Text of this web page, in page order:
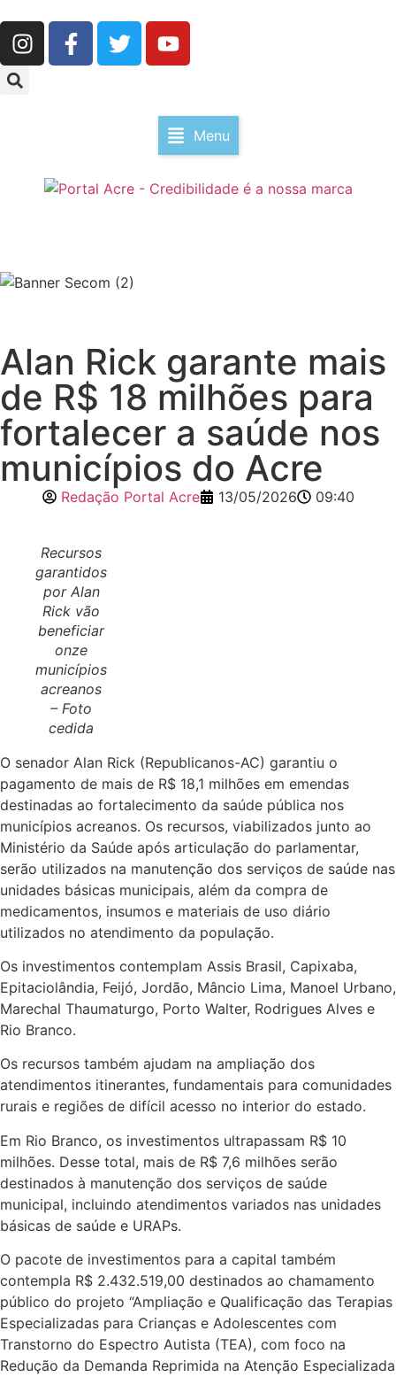
Menu
Início
Últimas Notícias
Alan Rick garante mais
de R$ 18 milhões para
fortalecer a saúde nos
municípios do Acre
Redação Portal Acre 13/05/2026 09:40
Recursos
garantidos
por Alan
Rick vão
beneficiar
onze
municípios
acreanos
– Foto
cedida
O senador Alan Rick (Republicanos-AC) garantiu o
pagamento de mais de R$ 18,1 milhões em emendas
destinadas ao fortalecimento da saúde pública nos
municípios acreanos. Os recursos, viabilizados junto ao
Ministério da Saúde após articulação do parlamentar,
serão utilizados na manutenção dos serviços de saúde nas
unidades básicas municipais, além da compra de
medicamentos, insumos e materiais de uso diário
utilizados no atendimento da população.
Os investimentos contemplam Assis Brasil, Capixaba,
Epitaciolândia, Feijó, Jordão, Mâncio Lima, Manoel Urbano,
Marechal Thaumaturgo, Porto Walter, Rodrigues Alves e
Rio Branco.
Os recursos também ajudam na ampliação dos
atendimentos itinerantes, fundamentais para comunidades
rurais e regiões de difícil acesso no interior do estado.
Em Rio Branco, os investimentos ultrapassam R$ 10
milhões. Desse total, mais de R$ 7,6 milhões serão
destinados à manutenção dos serviços de saúde
municipal, incluindo atendimentos variados nas unidades
básicas de saúde e URAPs.
O pacote de investimentos para a capital também
contempla R$ 2.432.519,00 destinados ao chamamento
público do projeto “Ampliação e Qualificação das Terapias
Especializadas para Crianças e Adolescentes com
Transtorno do Espectro Autista (TEA), com foco na
Redução da Demanda Reprimida na Atenção Especializada